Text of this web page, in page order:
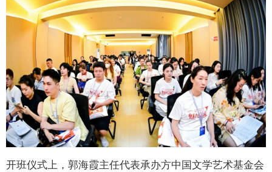
开班仪式上，郭海霞主任代表承办方中国文学艺术基金会